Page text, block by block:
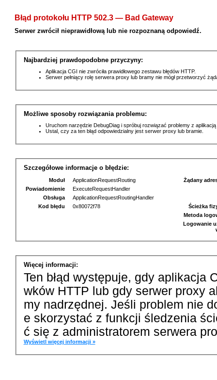
Błąd protokołu HTTP 502.3 — Bad Gateway
Serwer zwrócił nieprawidłową lub nie rozpoznaną odpowiedź.
Najbardziej prawdopodobne przyczyny:
Aplikacja CGI nie zwróciła prawidłowego zestawu błędów HTTP.
Serwer pełniący rolę serwera proxy lub bramy nie mógł przetworzyć
Możliwe sposoby rozwiązania problemu:
Uruchom narzędzie DebugDiag i spróbuj rozwiązać problemy z
Ustal, czy za ten błąd odpowiedzialny jest serwer proxy lub bramie.
Szczegółowe informacje o błędzie:
Moduł
ApplicationRequestRouting
Powiadomienie
ExecuteRequestHandler
Obsługa
ApplicationRequestRoutingHandler
Kod błędu
0x80072f78
Żądany
Ścieżka
Metoda
Logowanie
Więcej informacji:
Ten błąd występuje, gdy aplikacja
wków HTTP lub gdy serwer proxy
my nadrzędnej. Jeśli problem nie
e skorzystać z funkcji śledzenia
ć się z administratorem serwera
Wyświetl więcej informacji »